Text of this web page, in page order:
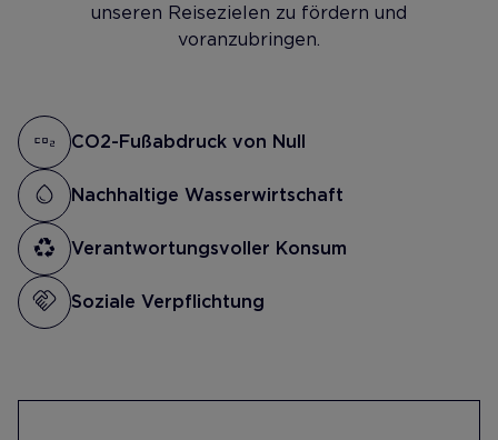
unseren Reisezielen zu fördern und
voranzubringen.
CO2-Fußabdruck von Null
Nachhaltige Wasserwirtschaft
Verantwortungsvoller Konsum
Soziale Verpflichtung